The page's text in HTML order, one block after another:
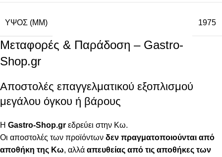
ΥΨΟΣ (MM) 1975
Μεταφορές & Παράδοση – Gastro-
Shop.gr
Αποστολές επαγγελματικού εξοπλισμού
μεγάλου όγκου ή βάρους
Η Gastro-Shop.gr εδρεύει στην Κω.
Οι αποστολές των προϊόντων δεν πραγματοποιούνται από
αποθήκη της Κω, αλλά απευθείας από τις αποθήκες των